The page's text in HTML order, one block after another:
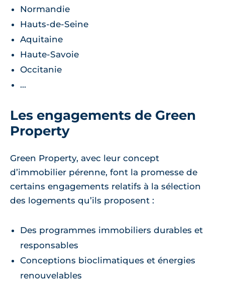
Normandie
Hauts-de-Seine
Aquitaine
Haute-Savoie
Occitanie
...
Les engagements de Green
Property
Green Property, avec leur concept
d’immobilier pérenne, font la promesse de
certains engagements relatifs à la sélection
des logements qu’ils proposent :
Des programmes immobiliers durables et
responsables
Conceptions bioclimatiques et énergies
renouvelables